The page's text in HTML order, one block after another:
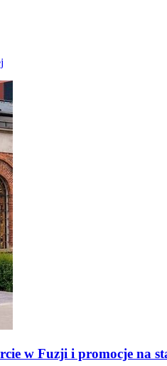
w Fuzji i promocje na